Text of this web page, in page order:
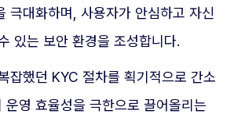
극대화하며, 사용자가 안심하고 자신
있는 보안 환경을 조성합니다.
잡했던 KYC 절차를 획기적으로 간소
운영 효율성을 극한으로 끌어올리는